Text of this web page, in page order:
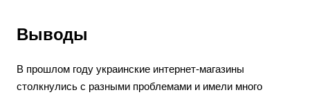
Выводы
В прошлом году украинские интернет-магазины
столкнулись с разными проблемами и имели много